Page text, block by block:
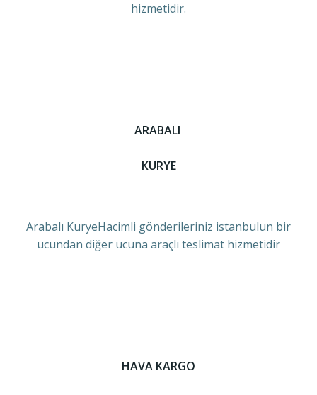
hizmetidir.
ARABALI
KURYE
Arabalı KuryeHacimli gönderileriniz istanbulun bir
ucundan diğer ucuna araçlı teslimat hizmetidir
HAVA KARGO